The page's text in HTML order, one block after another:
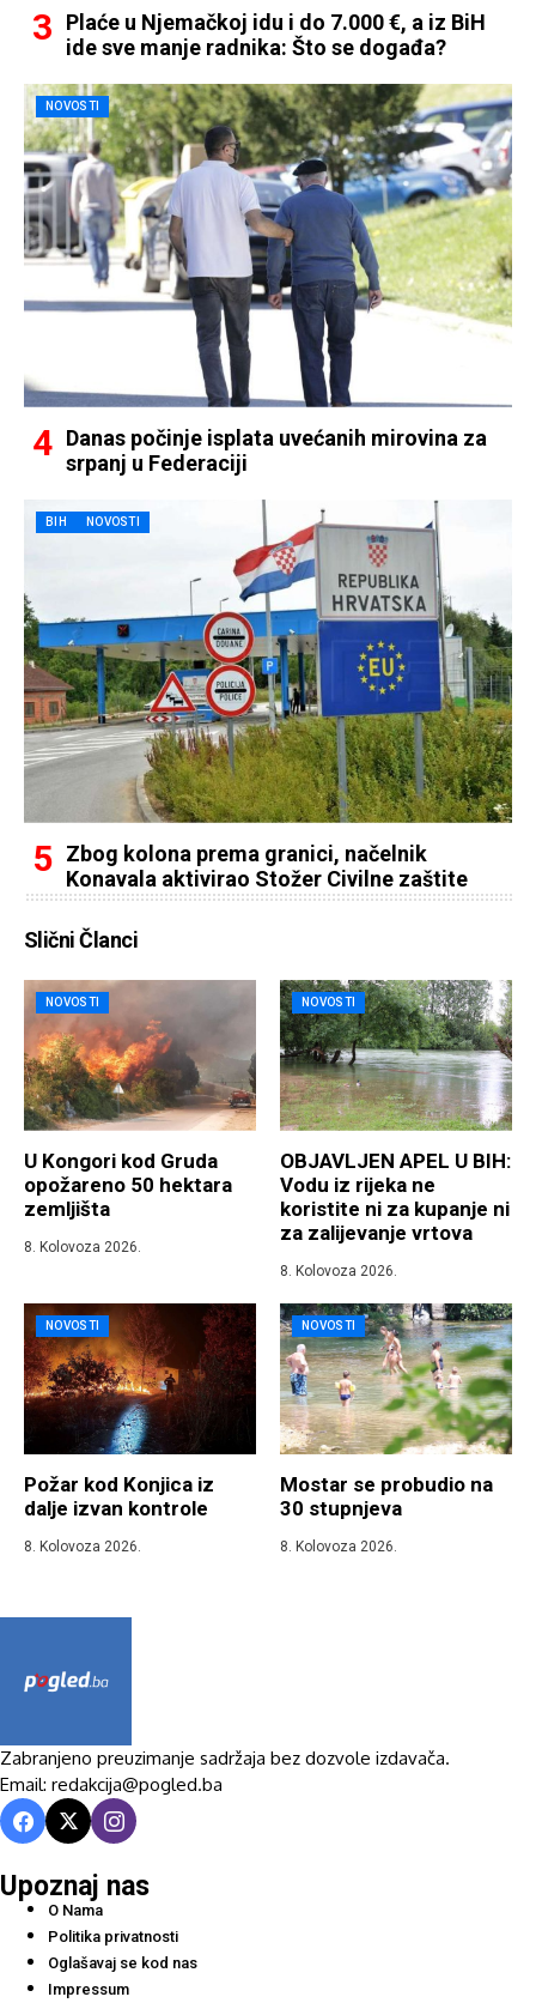
Plaće u Njemačkoj idu i do 7.000 €, a iz BiH
ide sve manje radnika: Što se događa?
NOVOSTI
Danas počinje isplata uvećanih mirovina za
srpanj u Federaciji
BIH NOVOSTI
Zbog kolona prema granici, načelnik
Konavala aktivirao Stožer Civilne zaštite
Slični Članci
NOVOSTI
U Kongori kod Gruda
opožareno 50 hektara
zemljišta
8. Kolovoza 2026.
NOVOSTI
OBJAVLJEN APEL U BIH:
Vodu iz rijeka ne
koristite ni za kupanje ni
za zalijevanje vrtova
8. Kolovoza 2026.
NOVOSTI
Požar kod Konjica iz
dalje izvan kontrole
8. Kolovoza 2026.
NOVOSTI
Mostar se probudio na
30 stupnjeva
8. Kolovoza 2026.
Zabranjeno preuzimanje sadržaja bez dozvole izdavača.
Email: redakcija@pogled.ba
Upoznaj nas
O Nama
Politika privatnosti
Oglašavaj se kod nas
Impressum